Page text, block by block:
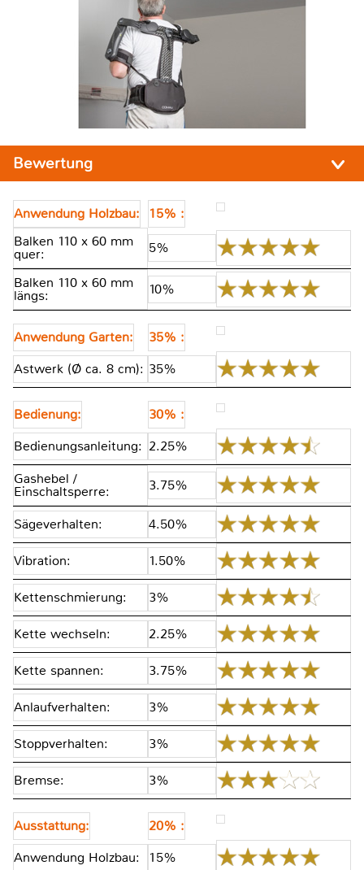
Bewertung
Anwendung Holzbau:
15% :
Balken 110 x 60 mm
quer: 5%
Balken 110 x 60 mm
längs: 10%
Anwendung Garten:
35% :
Astwerk (Ø ca. 8 cm): 35%
Bedienung:
30% :
Bedienungsanleitung: 2.25%
Gashebel /
Einschaltsperre: 3.75%
Sägeverhalten: 4.50%
Vibration: 1.50%
Kettenschmierung: 3%
Kette wechseln: 2.25%
Kette spannen: 3.75%
Anlaufverhalten: 3%
Stoppverhalten: 3%
Bremse: 3%
Ausstattung:
20% :
Anwendung Holzbau:
15%